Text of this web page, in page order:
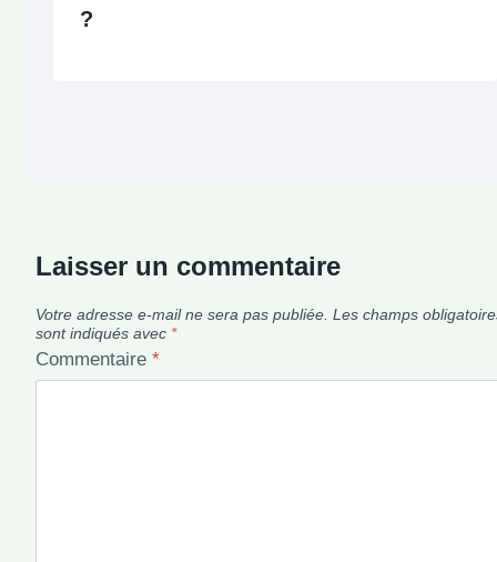
?
Laisser un commentaire
Votre adresse e-mail ne sera pas publiée. Les champs
sont indiqués avec *
Commentaire *